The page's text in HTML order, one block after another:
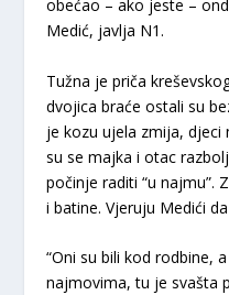
obećao – ako jeste –
Medić, javlja N1.
Tužna je priča
dvojica braće ostali su
je kozu ujela zmija, djeci
su se majka i otac
počinje raditi “u najmu”.
i batine. Vjeruju Medići
“Oni su bili kod rodbine,
najmovima, tu je svašta